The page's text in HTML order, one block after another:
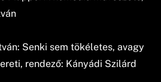
Senki sem tökéletes, avagy
rendező: Kányádi Szilárd